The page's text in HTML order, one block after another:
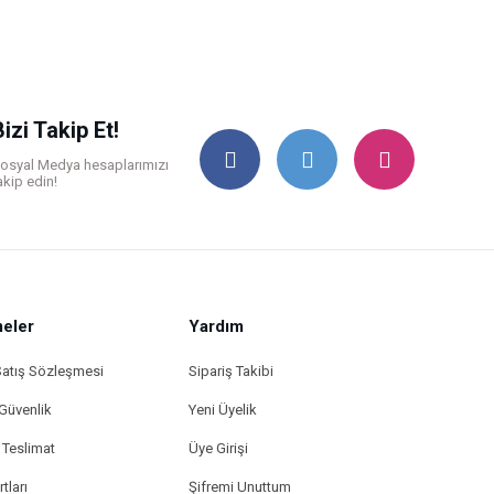
Takip Et!
Medya hesaplarımızı
edin!
Sözleşmesi
Yardım
Sipariş Takibi
Yeni Üyelik
Üye Girişi
Şifremi Unuttum